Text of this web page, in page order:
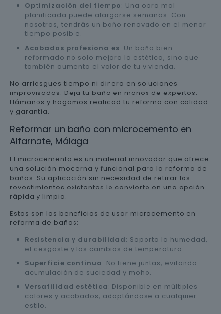
Optimización del tiempo: Una obra mal
planificada puede alargarse semanas. Con
nosotros, tendrás un baño renovado en el menor
tiempo posible.
Acabados profesionales: Un baño bien
reformado no solo mejora la estética, sino que
también aumenta el valor de tu vivienda.
No arriesgues tiempo ni dinero en soluciones
improvisadas. Deja tu baño en manos de expertos.
Llámanos y hagamos realidad tu reforma con calidad
y garantía.
Reformar un baño con microcemento en
Alfarnate, Málaga
El microcemento es un material innovador que ofrece
una solución moderna y funcional para la reforma de
baños. Su aplicación sin necesidad de retirar los
revestimientos existentes lo convierte en una opción
rápida y limpia.
Estos son los beneficios de usar microcemento en
reforma de baños:
Resistencia y durabilidad: Soporta la humedad,
el desgaste y los cambios de temperatura.
Superficie continua: No tiene juntas, evitando
acumulación de suciedad y moho.
Versatilidad estética: Disponible en múltiples
colores y acabados, adaptándose a cualquier
estilo.